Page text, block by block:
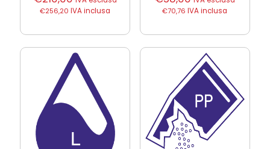
€256,20 IVA inclusa
€70,76 IVA inclusa